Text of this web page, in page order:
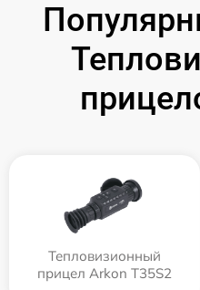
Тепловизионный
прицел Arkon T35S2